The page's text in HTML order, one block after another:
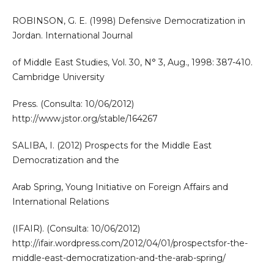
ROBINSON, G. E. (1998) Defensive Democratization in
Jordan. International Journal
of Middle East Studies, Vol. 30, N° 3, Aug., 1998: 387-410.
Cambridge University
Press. (Consulta: 10/06/2012)
http://www.jstor.org/stable/164267
SALIBA, I. (2012) Prospects for the Middle East
Democratization and the
Arab Spring, Young Initiative on Foreign Affairs and
International Relations
(IFAIR). (Consulta: 10/06/2012)
http://ifair.wordpress.com/2012/04/01/prospectsfor-the-
middle-east-democratization-and-the-arab-spring/